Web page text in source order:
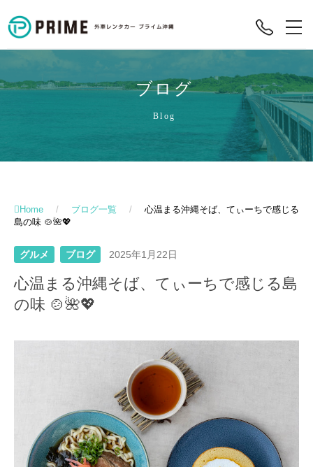
ブログ
Blog
Home / ブログ一覧 /
心温まる沖縄そば、てぃーちで感じる
島の味 🍲🌺💖
グルメ ブログ 2025年1月22日
心温まる沖縄そば、てぃーちで感じる島
の味 🍲🌺💖